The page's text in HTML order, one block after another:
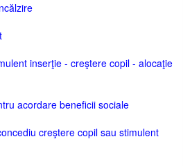
inserţie - creştere copil - alocaţie
acordare beneficii sociale
creştere copil sau stimulent